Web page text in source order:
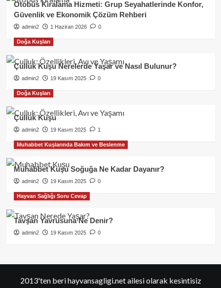
Otobüs Kiralama Hizmeti: Grup Seyahatlerinde Konfor,
Güvenlik ve Ekonomik Çözüm Rehberi
admin2 1 Haziran 2026 0
Doğa Kuşları
Çulluk Kuşu Nerelerde Yaşar ve Nasıl Bulunur?
admin2 19 Kasım 2025 0
Doğa Kuşları
Çulluk Kuşu
admin2 19 Kasım 2025 1
Muhabbet Kuşlarında Bakım ve Beslenme
Muhabbet Kuşu Soğuğa Ne Kadar Dayanır?
admin2 19 Kasım 2025 0
Hayvan Sağlığı Soru Cevap
Tavşan Yavrusuna Ne Denir?
admin2 19 Kasım 2025 0
2013'ten beri hayvansagligi.net ailesi olarak kesintisiz